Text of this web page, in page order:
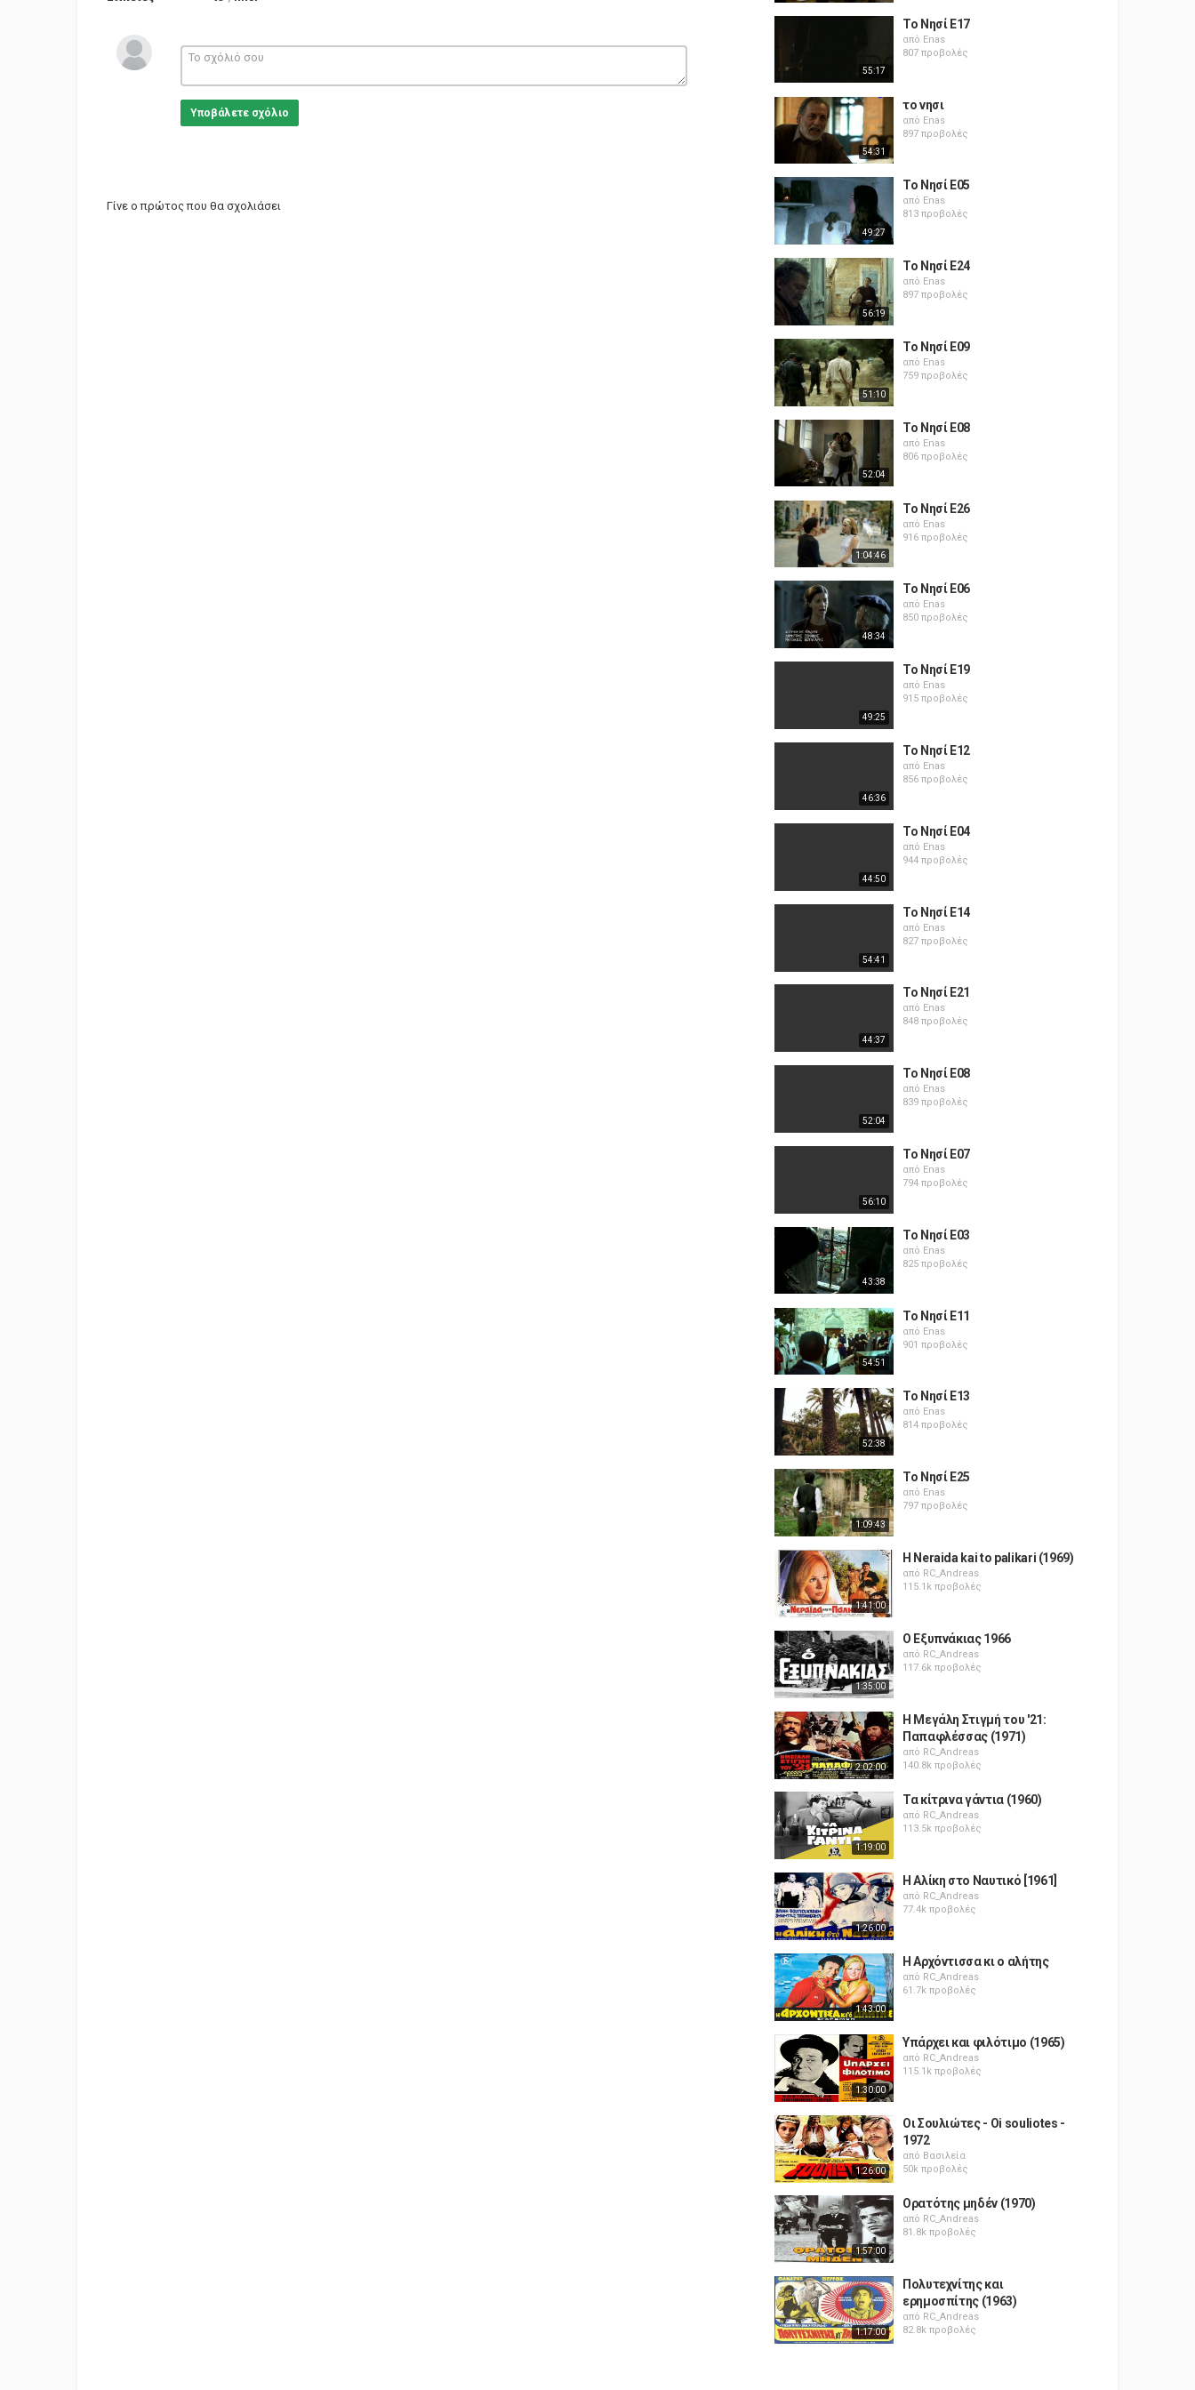
Υποβάλετε σχόλιο
Γίνε ο πρώτος που θα σχολιάσει
55:17
Το Νησί E17
από Enas
807 προβολές
54:31
το νησι
από Enas
897 προβολές
49:27
Το Νησί E05
από Enas
813 προβολές
56:19
Το Νησί E24
από Enas
897 προβολές
51:10
Το Νησί E09
από Enas
759 προβολές
52:04
Το Νησί E08
από Enas
806 προβολές
1:04:46
Το Νησί E26
από Enas
916 προβολές
48:34
Το Νησί E06
από Enas
850 προβολές
49:25
Το Νησί E19
από Enas
915 προβολές
46:36
Το Νησί E12
από Enas
856 προβολές
44:50
Το Νησί E04
από Enas
944 προβολές
54:41
Το Νησί E14
από Enas
827 προβολές
44:37
Το Νησί E21
από Enas
848 προβολές
52:04
Το Νησί E08
από Enas
839 προβολές
56:10
Το Νησί E07
από Enas
794 προβολές
43:38
Το Νησί E03
από Enas
825 προβολές
54:51
Το Νησί E11
από Enas
901 προβολές
52:38
Το Νησί E13
από Enas
814 προβολές
1:09:43
Το Νησί E25
από Enas
797 προβολές
1:41:00
H Neraida kai to palikari (1969)
από RC_Andreas
115.1k προβολές
1:35:00
Ο Εξυπνάκιας 1966
από RC_Andreas
117.6k προβολές
2:02:00
Η Μεγάλη Στιγμή του '21:
Παπαφλέσσας (1971)
από RC_Andreas
140.8k προβολές
1:19:00
Τα κίτρινα γάντια (1960)
από RC_Andreas
113.5k προβολές
1:26:00
Η Αλίκη στο Ναυτικό [1961]
από RC_Andreas
77.4k προβολές
1:43:00
Η Αρχόντισσα κι ο αλήτης
από RC_Andreas
61.7k προβολές
1:30:00
Υπάρχει και φιλότιμο (1965)
από RC_Andreas
115.1k προβολές
1:26:00
Οι Σουλιώτες - Oi souliotes -
1972
από Βασιλεία
50k προβολές
1:57:00
Ορατότης μηδέν (1970)
από RC_Andreas
81.8k προβολές
1:17:00
Πολυτεχνίτης και
ερημοσπίτης (1963)
από RC_Andreas
82.8k προβολές